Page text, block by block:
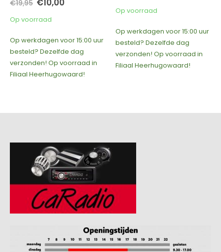
was:
€199,50.
besteld? Dezelfde dag
verzonden! Op voorraad in
Filiaal Heerhugowaard!
€18,00 Oorspronkelijke
was:
€18,00.
€10,00
€10,00.
Op voorraad
nog maar 10 op voorraad, op
werkdagen voor 15:00 uur
besteld? Dezelfde dag